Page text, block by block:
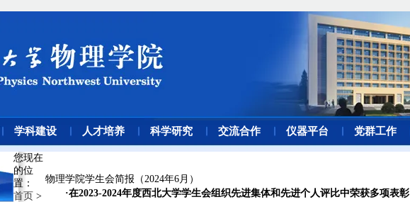
物理学院学生会简报（2024年6月）
·在2023-2024年度西北大学学生会组织先进集体和先进个人评比中荣获多项表彰
您现在
的位
置 ：
首页 >
学科建设 人才培养 科学研究 交流合作 仪器平台 党群工作